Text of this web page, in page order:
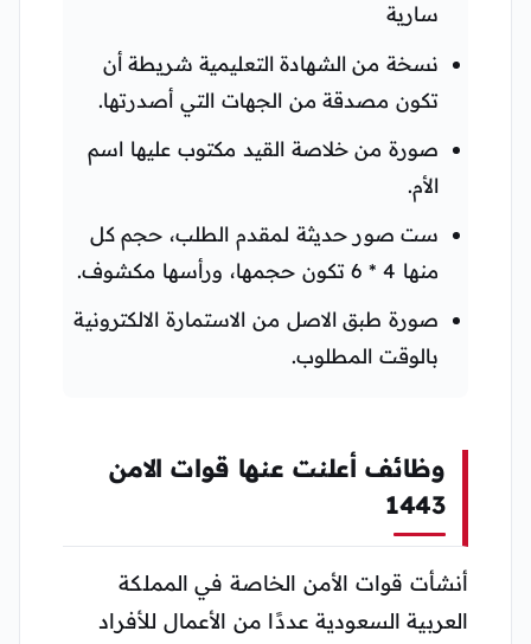
سارية
نسخة من الشهادة التعليمية شريطة أن
تكون مصدقة من الجهات التي أصدرتها.
صورة من خلاصة القيد مكتوب عليها اسم
الأم.
ست صور حديثة لمقدم الطلب، حجم كل
منها 4 * 6 تكون حجمها، ورأسها مكشوف.
صورة طبق الاصل من الاستمارة الالكترونية
بالوقت المطلوب.
وظائف أعلنت عنها قوات الامن
1443
أنشأت قوات الأمن الخاصة في المملكة
العربية السعودية عددًا من الأعمال للأفراد